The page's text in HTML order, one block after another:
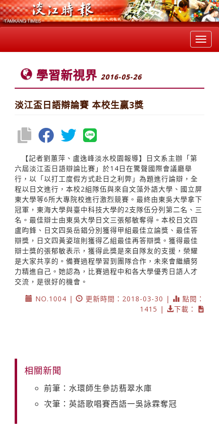
學習新視界 2016-05-26
淡江盃日語辯論賽 本校生贏3獎
【記者劉蕙萍、盧逸峰淡水校園報導】日文系主辦「第
六屆淡江盃日語辯論比賽」於14日在驚聲國際會議廳舉
行，以「以打工度假方式赴日之利弊」為題進行論辯，全
程以日文進行，本校2組隊伍與來自文藻外語大學、國立屏
東大學等6所大專院校進行激烈競賽。最終由東吳大學拿下
冠軍，東海大學與臺中科技大學的2支隊伍分列第二名、三
名。最佳辯士由東吳大學日文三張郁敏奪得。本校日文四
盧昀鋒、日文四吳岳錩分別獲得甲組最佳立論獎、最佳答
辯獎，日文四黃姿瑄則獲得乙組最佳再答辯獎。獲得最佳
辯士獎的張郁敏表示，獲得此獎是來自隊友的支援，榮耀
是大家共享的。備賽過程學習到團隊合作，未來會繼續努
力精進自己。她認為，比賽過程中和各大學優秀日語人才
交流，是很好的機會。
NO.1004 |
更新時間：2018-03-30 |
點閱：
1415 |
下載：
相關新聞
前筆：水環師生參訪翡翠水庫
次筆：英語歌唱賽西語一吳詠霖奪冠